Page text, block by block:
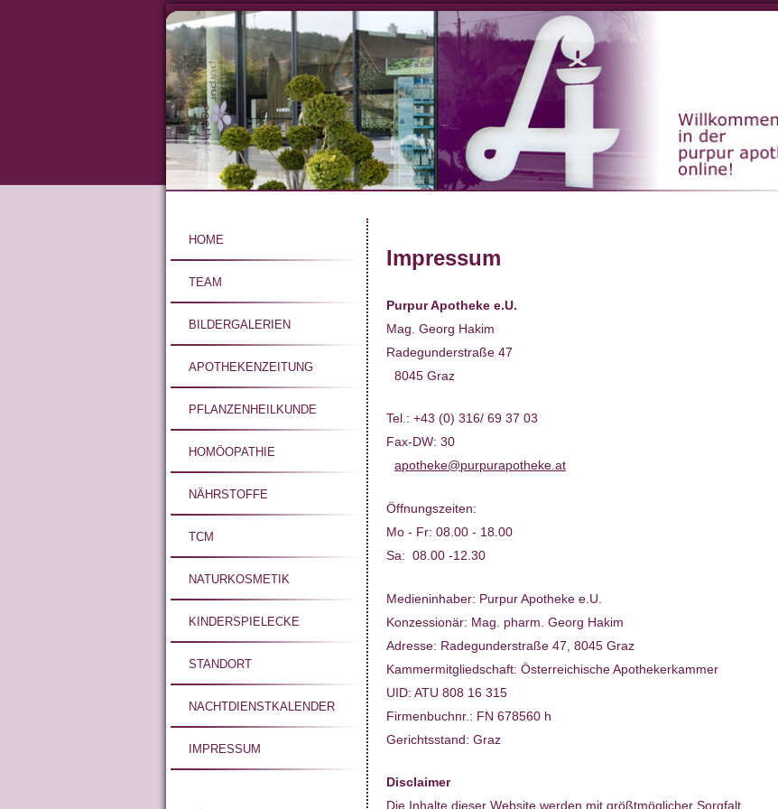
Hauptnavigation
HOME
TEAM
BILDERGALERIEN
APOTHEKENZEITUNG
PFLANZENHEILKUNDE
HOMÖOPATHIE
NÄHRSTOFFE
TCM
NATURKOSMETIK
KINDERSPIELECKE
STANDORT
NACHTDIENSTKALENDER
IMPRESSUM
Impressum
Purpur Apotheke e.U.
Mag. Georg Hakim
Radegunderstraße 47
8045 Graz
Tel.: +43 (0) 316/ 69 37 03
Fax-DW: 30
apotheke@purpurapotheke.at
Öffnungszeiten:
Mo - Fr: 08.00 - 18.00
Sa: 08.00 -12.30
Medieninhaber: Purpur Apotheke e.U.
Konzessionär: Mag. pharm. Georg Hakim
Adresse: Radegunderstraße 47, 8045 Graz
Kammermitgliedschaft: Österreichische Apothekerkammer
UID: ATU 808 16 315
Firmenbuchnr.: FN 678560 h
Gerichtsstand: Graz
Disclaimer
Die Inhalte dieser Website werden mit größtmöglicher Sorgfalt